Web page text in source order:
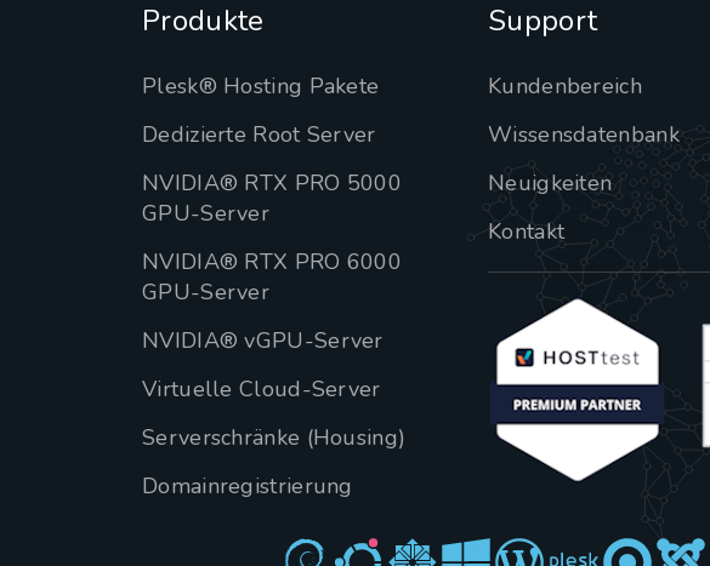
Produkte
Plesk® Hosting Pakete
Dedizierte Root Server
NVIDIA® RTX PRO 5000
GPU-Server
NVIDIA® RTX PRO 6000
GPU-Server
NVIDIA® vGPU-Server
Virtuelle Cloud-Server
Serverschränke (Housing)
Domainregistrierung
Support
Kundenbereich
Wissensdatenbank
Neuigkeiten
Kontakt